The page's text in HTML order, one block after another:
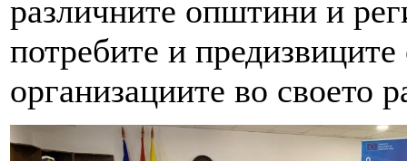
различните општини и
потребите и предизвиците
организациите во своето